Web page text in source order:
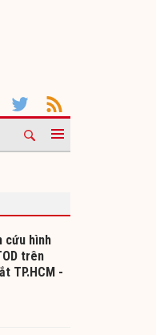
cứu hình
trên
TP.HCM -